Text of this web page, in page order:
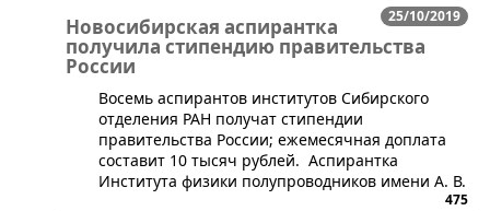
25/10/2019
Новосибирская аспирантка
получила стипендию правительства
России
​Восемь аспирантов институтов Сибирского
отделения РАН получат стипендии
правительства России; ежемесячная доплата
составит 10 тысяч рублей. Аспирантка
Института физики полупроводников имени А. В.
475